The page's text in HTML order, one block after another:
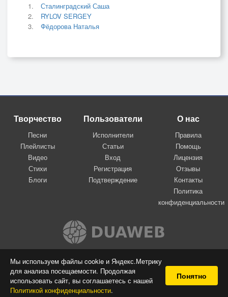
Мы используем файлы cookie и Яндекс.Метрику
для анализа посещаемости. Продолжая
использовать сайт, вы соглашаетесь с нашей
Политикой конфиденциальности.
Понятно
Сталинградский Саша
RYLOV SERGEY
Фёдорова Наталья
Творчество
Песни
Плейлисты
Видео
Стихи
Блоги
Пользователи
Исполнители
Статьи
Вход
Регистрация
Подтверждение
О нас
Правила
Помощь
Лицензия
Отзывы
Контакты
Политика
конфиденциальности
Вконтакте
© 2009-2026 Я-пою
Музыкальный сайт самовыражения